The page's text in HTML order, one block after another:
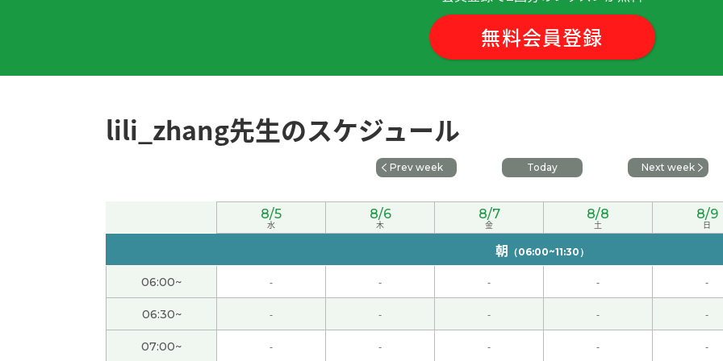
とても丁寧に教えていただき、ありがとうございます。 悪いとこを指摘いただき、ためになりました。 改善
谢谢老师。我每天听中文、说中文。我要记很多词。我要快会说中文。下次见！
谢谢老师！チャットで分からない単語を打ってくれるので、とても分かりやすかったです！下次见！( 女性 )
今天谢谢！我每次都很享受你的课：） ( 40代 女性 )
谢谢！( 40代 女性 )
lili老师，今天也学到很多，太谢谢了！下次我会努力把内容总结出来^o^
lili_zhang老师，谢谢您的详细课程和总结！我学到了很多，也能和您聊天很开心。我会努力学习^^ ( 60代 女性 )
無料会員登録
lili_zhang先生のスケジュール
Prev week Today Next week
8/5
水
8/6
木
8/7
金
8/8
土
8/9
日
朝 （06:00~11:30）
06:00~ - - - - -
06:30~ - - - - -
07:00~ - - - - -